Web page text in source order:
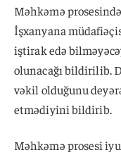
Məhkəmə
İşxanyana
iştirak edə
olunacağı bildirilib.
vəkil olduğunu
etmədiyini bildirib.
Məhkəmə prosesi